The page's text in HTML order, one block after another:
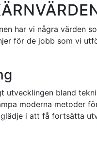
har vi några värden
för de jobb som vi
utvecklingen bland
moderna metoder
i att få fortsätta